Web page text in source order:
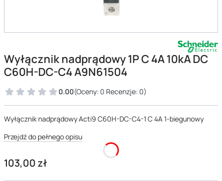
Wyłącznik nadprądowy 1P C 4A 10kA DC
C60H-DC-C4 A9N61504
0.00(Oceny: 0 Recenzje: 0)
Wyłącznik nadprądowy Acti9 C60H-DC-C4-1 C 4A 1-biegunowy
Przejdź do pełnego opisu
Cena
103,00 zł